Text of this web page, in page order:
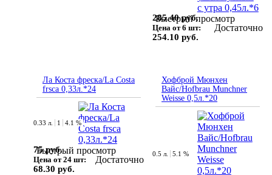
Быстрый просмотр
285.40 руб.
Цена от 6 шт:
254.10 руб.
Достаточно
Ла Коста фреска/La Costa
frsca 0,33л.*24
Быстрый просмотр
0.33 л. 1 4.1 %
75 руб.
Цена от 24 шт:
68.30 руб.
Достаточно
Хофброй Мюнхен
Вайс/Hofbrau Munchner
Weisse 0,5л.*20
0.5 л. 5.1 %